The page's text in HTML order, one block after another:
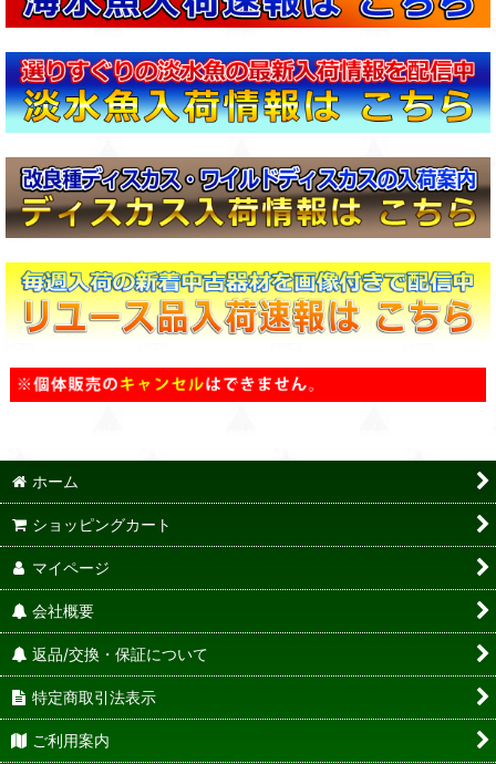
ホーム
ショッピングカート
マイページ
会社概要
返品/交換・保証について
特定商取引法表示
ご利用案内